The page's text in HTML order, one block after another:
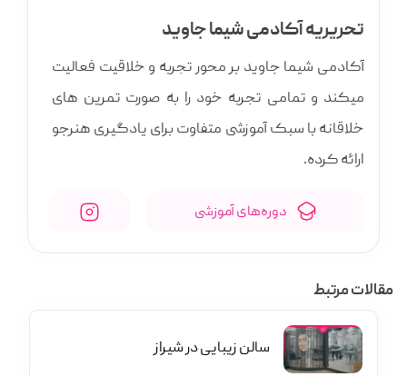
تحریریه آکادمی شیما جاوید
آکادمی شیما جاوید بر محور تجربه و خلاقیت فعالیت
میکند و تمامی تجربه خود را به صورت تمرین های
خلاقانه با سبک آموزشی متفاوت برای یادگیری هنرجو
ارائه کرده.
دوره‌‌های آموزشی
مقالات مرتبط
سالن‌ زیبایی در شیراز